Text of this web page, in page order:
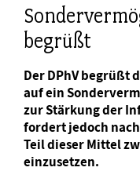
begrüßt
Der DPhV begrüßt
auf ein
zur Stärkung der
fordert jedoch
Teil dieser Mittel
einzusetzen.